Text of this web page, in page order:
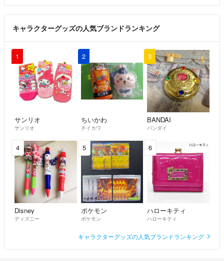
キャラクターグッズの人気ブランドランキング
1
サンリオ
サンリオ
2
ちいかわ
チイカワ
3
BANDAI
バンダイ
4
Disney
ディズニー
5
ポケモン
ポケモン
6
ハローキティ
ハローキティ
キャラクターグッズの人気ブランドランキング